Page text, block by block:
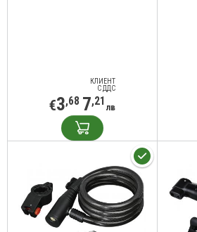
КЛИЕНТ
С ДДС
€3,68 7,21 лв